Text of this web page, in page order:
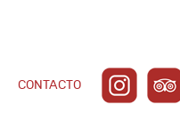
CONTACTO